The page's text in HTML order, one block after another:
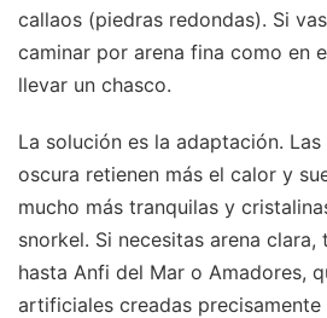
callaos (piedras redondas). Si
caminar por arena fina como en
llevar un chasco.
La solución es la adaptación.
oscura retienen más el calor y
mucho más tranquilas y
snorkel. Si necesitas arena
hasta Anfi del Mar o Amadores,
artificiales creadas